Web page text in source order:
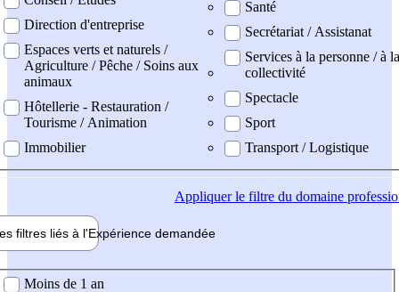
Direction d'entreprise
Espaces verts et naturels /
Agriculture / Pêche / Soins aux
animaux
Hôtellerie - Restauration /
Tourisme / Animation
Immobilier
Santé
Secrétariat / Assistanat
Services à la personne / à la
collectivité
Spectacle
Sport
Transport / Logistique
Appliquerle filtre du domaine
filtres liés à l'Expérience demandée
demandée
Moins de 1 an